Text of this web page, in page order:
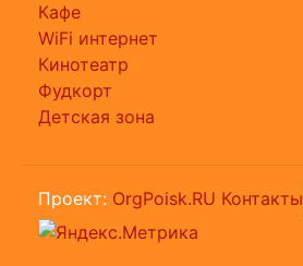
Кафе
WiFi интернет
Кинотеатр
Фудкорт
Детская зона
Проект: OrgPoisk.RU Контакты